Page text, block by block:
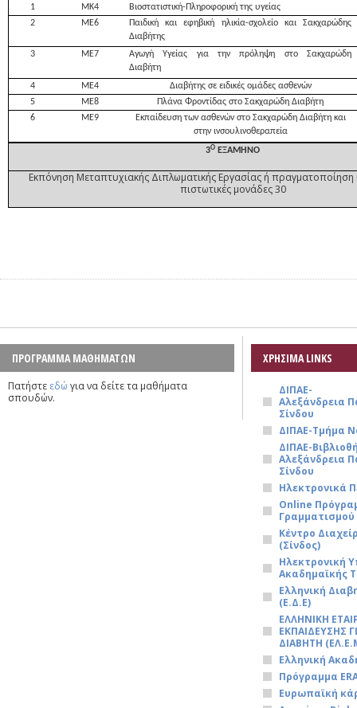
1 ΜΚ4
Βιοστατιστική-Πληροφορική της υγείας
2
ΜΕ6
Παιδική και εφηβική ηλικία-σχολείο και Σακχαρώδης
Διαβήτης
3
ΜΕ7
Αγωγή Υγείας για την πρόληψη στο Σακχαρώδη
Διαβήτη
4
ΜΕ4
Διαβήτης σε ειδικές ομάδες ασθενών
5
ΜΕ8
Πλάνα Φροντίδας στο Σακχαρώδη Διαβήτη
6
ΜΕ9
Εκπαίδευση των ασθενών στο Σακχαρώδη Διαβήτη και
στην ινσουλινοθεραπεία
3Ο ΕΞΑΜΗΝΟ
Εκπόνηση Μεταπτυχιακής Διπλωματικής Εργασίας ή πραγματοποίηση
πιστωτικές μονάδες 30
ΠΡΟΓΡΑΜΜΑ ΜΑΘΗΜΑΤΩΝ
Πατήστε εδώ για να δείτε τα μαθήματα
σπουδών.
ΧΡΗΣΙΜΑ LINKS
ΔΙΠΑΕ-
Αλεξάνδρεια
Σίνδου
ΔΙΠΑΕ-Τμήμα
ΔΙΠΑΕ-
Αλεξάνδρεια
Σίνδου
Ηλεκτρονικά
Online
Κέντρο
(Σίνδος)
Ηλεκτρονική
Ακαδημαϊκής
Ελληνική
(Ε.Δ.Ε)
ΕΛΛΗΝΙΚΗ
ΕΚΠΑΙΔΕΥΣΗΣ
ΔΙΑΒΗΤΗ
Ελληνική
Πρόγραμμα
Ευρωπαϊκή